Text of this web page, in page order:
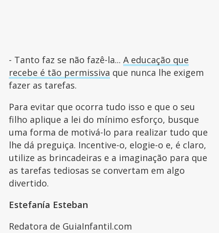
- Tanto faz se não fazê-la... A educação que
recebe é tão permissiva que nunca lhe exigem
fazer as tarefas.
Para evitar que ocorra tudo isso e que o seu
filho aplique a lei do mínimo esforço, busque
uma forma de motivá-lo para realizar tudo que
lhe dá preguiça. Incentive-o, elogie-o e, é claro,
utilize as brincadeiras e a imaginação para que
as tarefas tediosas se convertam em algo
divertido.
Estefanía Esteban
Redatora de GuiaInfantil.com